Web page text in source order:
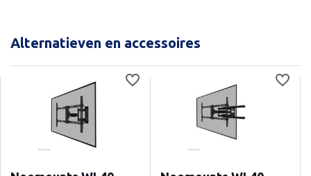
Alternatieven en accessoires